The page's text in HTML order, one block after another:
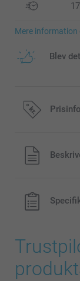
Mere information
Blev
Alle priser